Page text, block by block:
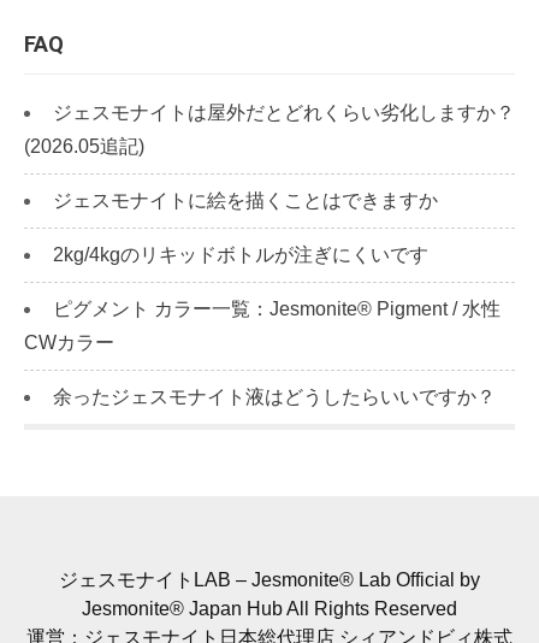
FAQ
ジェスモナイトは屋外だとどれくらい劣化しますか？
(2026.05追記)
ジェスモナイトに絵を描くことはできますか
2kg/4kgのリキッドボトルが注ぎにくいです
ピグメント カラー一覧：Jesmonite® Pigment / 水性
CWカラー
余ったジェスモナイト液はどうしたらいいですか？
ジェスモナイトLAB – Jesmonite® Lab Official by
Jesmonite® Japan Hub All Rights Reserved
運営：ジェスモナイト日本総代理店 シィアンドビィ株式